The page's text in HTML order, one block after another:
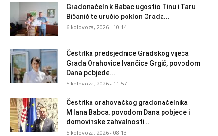
Gradonačelnik Babac ugostio Tinu i Taru
Bičanić te uručio poklon Grada...
6 kolovoza, 2026 - 10:14
Čestitka predsjednice Gradskog vijeća
Grada Orahovice Ivančice Grgić, povodom
Dana pobjede...
5 kolovoza, 2026 - 11:57
Čestitka orahovačkog gradonačelnika
Milana Babca, povodom Dana pobjede i
domovinske zahvalnosti...
5 kolovoza, 2026 - 08:13